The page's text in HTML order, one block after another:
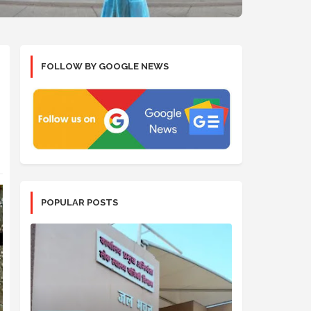
FOLLOW BY GOOGLE NEWS
POPULAR POSTS